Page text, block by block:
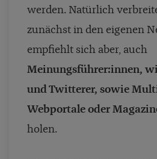
werden. Natürlich
zunächst in den eigenen
empfiehlt sich aber, auch
Meinungsführer:innen,
und Twitterer, sowie
Webportale oder
holen.